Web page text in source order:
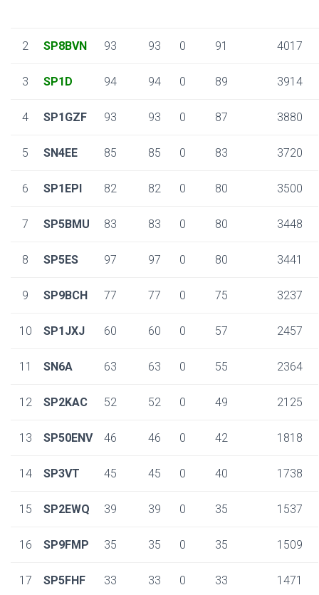
2 SP8BVN 93 93 0 91 4017
3 SP1D 94 94 0 89 3914
4 SP1GZF 93 93 0 87 3880
5 SN4EE 85 85 0 83 3720
6 SP1EPI 82 82 0 80 3500
7 SP5BMU 83 83 0 80 3448
8 SP5ES 97 97 0 80 3441
9 SP9BCH 77 77 0 75 3237
10 SP1JXJ 60 60 0 57 2457
11 SN6A 63 63 0 55 2364
12 SP2KAC 52 52 0 49 2125
13 SP50ENV 46 46 0 42 1818
14 SP3VT 45 45 0 40 1738
15 SP2EWQ 39 39 0 35 1537
16 SP9FMP 35 35 0 35 1509
17 SP5FHF 33 33 0 33 1471